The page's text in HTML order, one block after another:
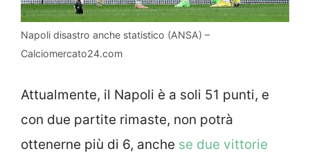
Napoli disastro anche statistico (ANSA) –
Calciomercato24.com
Attualmente, il Napoli è a soli 51 punti, e
con due partite rimaste, non potrà
ottenerne più di 6, anche se due vittorie